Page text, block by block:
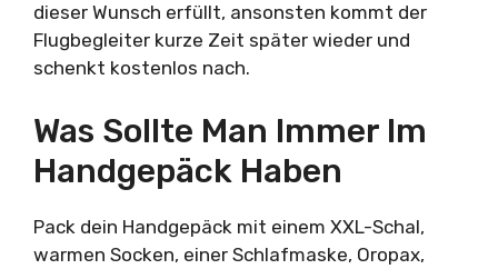
dieser Wunsch erfüllt, ansonsten kommt der
Flugbegleiter kurze Zeit später wieder und
schenkt kostenlos nach.
Was Sollte Man Immer Im
Handgepäck Haben
Pack dein Handgepäck mit einem XXL-Schal,
warmen Socken, einer Schlafmaske, Oropax,